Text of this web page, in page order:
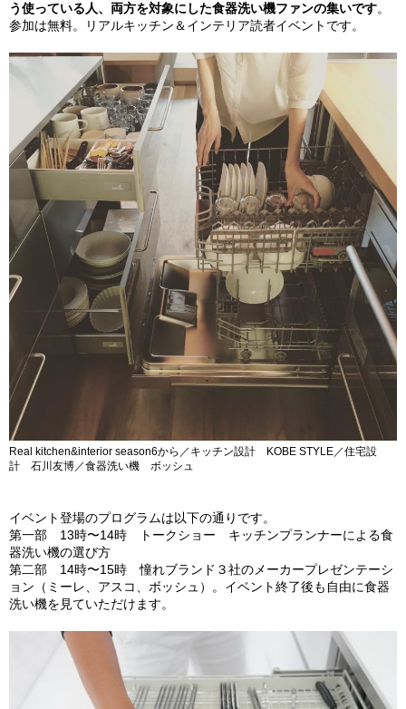
う使っている人、両方を対象にした食器洗い機ファンの集いです。
参加は無料。リアルキッチン＆インテリア読者イベントです。
Real kitchen&interior season6から／キッチン設計 KOBE STYLE／住宅設
計 石川友博／食器洗い機 ボッシュ
イベント登場のプログラムは以下の通りです。
第一部 13時〜14時 トークショー キッチンプランナーによる食
器洗い機の選び方
第二部 14時〜15時 憧れブランド３社のメーカープレゼンテーシ
ョン（ミーレ、アスコ、ボッシュ）。イベント終了後も自由に食器
洗い機を見ていただけます。